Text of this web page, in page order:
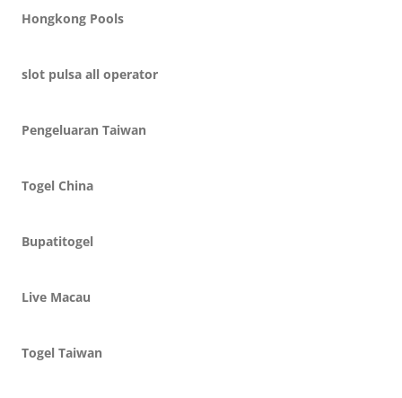
Hongkong Pools
slot pulsa all operator
Pengeluaran Taiwan
Togel China
Bupatitogel
Live Macau
Togel Taiwan